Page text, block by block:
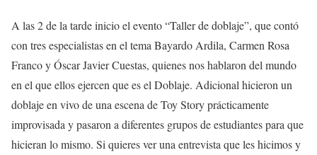
A las 2 de la tarde inicio el evento “Taller de doblaje”, que contó
con tres especialistas en el tema Bayardo Ardila, Carmen Rosa
Franco y Óscar Javier Cuestas, quienes nos hablaron del mundo
en el que ellos ejercen que es el Doblaje. Adicional hicieron un
doblaje en vivo de una escena de Toy Story prácticamente
improvisada y pasaron a diferentes grupos de estudiantes para que
hicieran lo mismo. Si quieres ver una entrevista que les hicimos y